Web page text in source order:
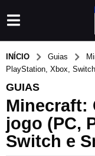
INÍCIO Guias
PlayStation, Xbox,
GUIAS
Minecraft:
jogo (PC,
Switch e